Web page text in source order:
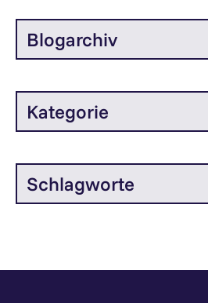
Blogarchiv
Kategorie
Schlagworte